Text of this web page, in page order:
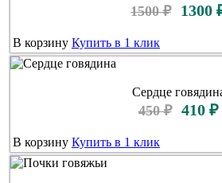
1500 ₽ 1300
В корзину Купить в 1 клик
Сердце
450 ₽ 410 ₽
В корзину Купить в 1 клик